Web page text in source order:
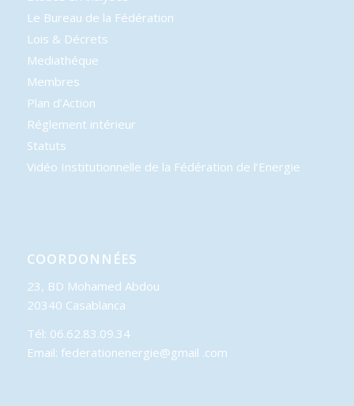
Le Bureau de la Fédération
Lois & Décrets
Mediathéque
Membres
Plan d’Action
Réglement intérieur
Statuts
Vidéo Institutionnelle de la Fédération de l’Energie
COORDONNÉES
23, BD Mohamed Abdou
20340 Casablanca
Tél: 06.62.83.09.34
Email: federationenergie@gmail .com